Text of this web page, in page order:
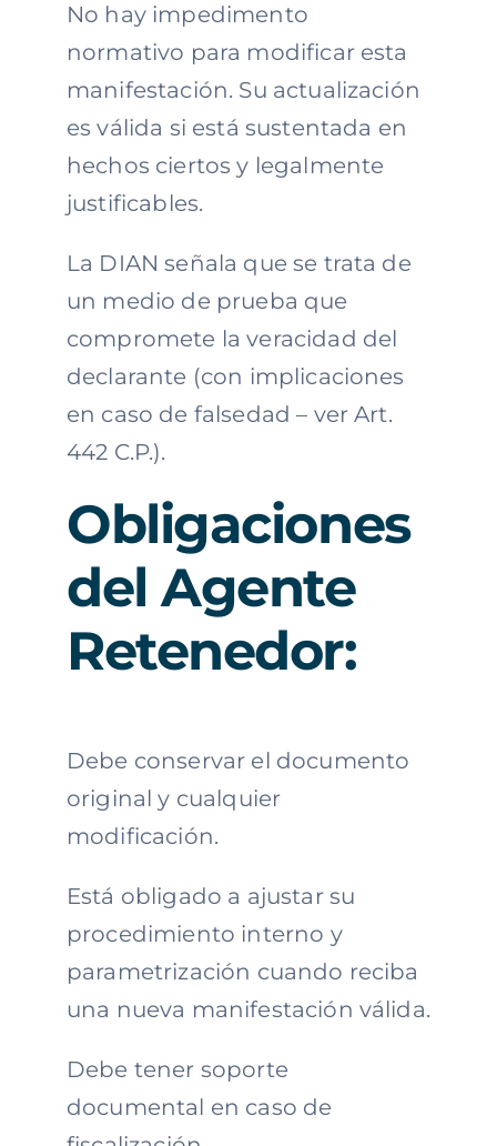
No hay impedimento
normativo para modificar esta
manifestación. Su actualización
es válida si está sustentada en
hechos ciertos y legalmente
justificables.
La DIAN señala que se trata de
un medio de prueba que
compromete la veracidad del
declarante (con implicaciones
en caso de falsedad – ver Art.
442 C.P.).
Obligaciones
del Agente
Retenedor:
Debe conservar el documento
original y cualquier
modificación.
Está obligado a ajustar su
procedimiento interno y
parametrización cuando reciba
una nueva manifestación válida.
Debe tener soporte
documental en caso de